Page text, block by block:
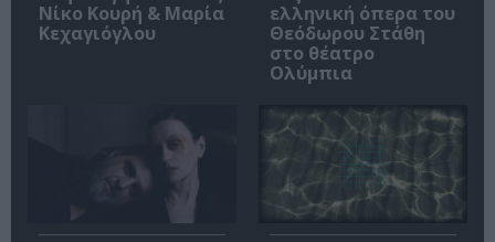
Νίκο Κουρή & Μαρία
Κεχαγιόγλου
ελληνική όπερα του
Θεόδωρου Στάθη
στο θέατρο
Ολύμπια